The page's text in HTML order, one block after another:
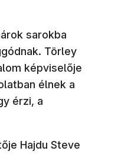
sarokba
Törley
képviselője
élnek a
érzi, a
Hajdu Steve